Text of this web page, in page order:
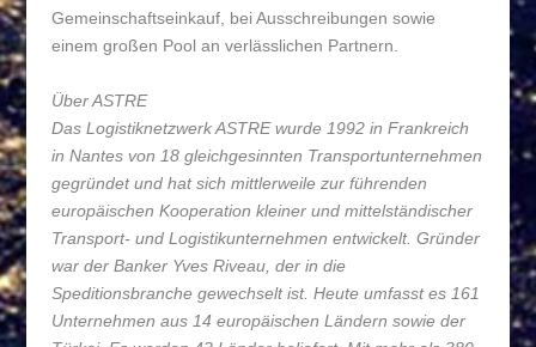
Gemeinschaftseinkauf, bei Ausschreibungen sowie
einem großen Pool an verlässlichen Partnern.
Über ASTRE
Das Logistiknetzwerk ASTRE wurde 1992 in Frankreich
in Nantes von 18 gleichgesinnten Transportunternehmen
gegründet und hat sich mittlerweile zur führenden
europäischen Kooperation kleiner und mittelständischer
Transport- und Logistikunternehmen entwickelt. Gründer
war der Banker Yves Riveau, der in die
Speditionsbranche gewechselt ist. Heute umfasst es 161
Unternehmen aus 14 europäischen Ländern sowie der